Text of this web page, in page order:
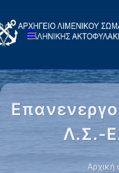
Λ.Σ.-
Αρχική